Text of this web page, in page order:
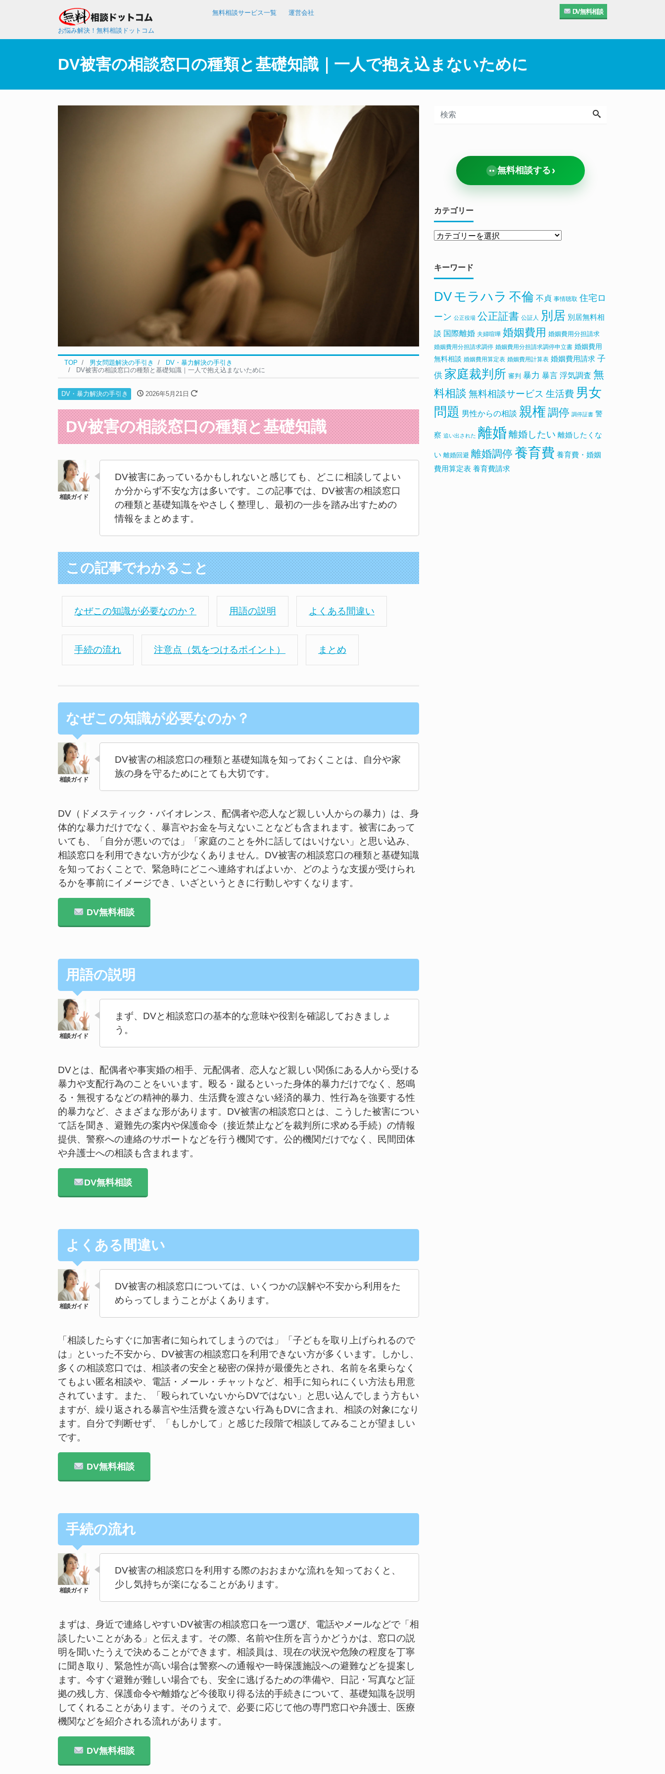
お悩み解決！無料相談ドットコム
無料相談サービス一覧 運営会社 DV無料相談
DV被害の相談窓口の種類と基礎知識｜一人で抱え込まないために
TOP 男女問題解決の手引き
DV・暴力解決の手引き
DV被害の相談窓口の種類と基礎知識｜一人で抱え込まないために
DV・暴力解決の手引き 2026年5月21日
DV被害の相談窓口の種類と基礎知識
DV被害にあっているかもしれないと感じても、どこに相談してよい
か分からず不安な方は多いです。この記事では、DV被害の相談窓口
の種類と基礎知識をやさしく整理し、最初の一歩を踏み出すための
情報をまとめます。
この記事でわかること
なぜこの知識が必要なのか？ 用語の説明 よくある間違い
手続の流れ 注意点（気をつけるポイント） まとめ
なぜこの知識が必要なのか？
DV被害の相談窓口の種類と基礎知識を知っておくことは、自分や家
族の身を守るためにとても大切です。
DV（ドメスティック・バイオレンス、配偶者や恋人など親しい人からの暴力）は、身
体的な暴力だけでなく、暴言やお金を与えないことなども含まれます。被害にあって
いても、「自分が悪いのでは」「家庭のことを外に話してはいけない」と思い込み、
相談窓口を利用できない方が少なくありません。DV被害の相談窓口の種類と基礎知識
を知っておくことで、緊急時にどこへ連絡すればよいか、どのような支援が受けられ
るかを事前にイメージでき、いざというときに行動しやすくなります。
DV無料相談
用語の説明
まず、DVと相談窓口の基本的な意味や役割を確認しておきましょ
う。
DVとは、配偶者や事実婚の相手、元配偶者、恋人など親しい関係にある人から受ける
暴力や支配行為のことをいいます。殴る・蹴るといった身体的暴力だけでなく、怒鳴
る・無視するなどの精神的暴力、生活費を渡さない経済的暴力、性行為を強要する性
的暴力など、さまざまな形があります。DV被害の相談窓口とは、こうした被害につい
て話を聞き、避難先の案内や保護命令（接近禁止などを裁判所に求める手続）の情報
提供、警察への連絡のサポートなどを行う機関です。公的機関だけでなく、民間団体
や弁護士への相談も含まれます。
DV無料相談
よくある間違い
DV被害の相談窓口については、いくつかの誤解や不安から利用をた
めらってしまうことがよくあります。
「相談したらすぐに加害者に知られてしまうのでは」「子どもを取り上げられるので
は」といった不安から、DV被害の相談窓口を利用できない方が多くいます。しかし、
多くの相談窓口では、相談者の安全と秘密の保持が最優先とされ、名前を名乗らなく
てもよい匿名相談や、電話・メール・チャットなど、相手に知られにくい方法も用意
されています。また、「殴られていないからDVではない」と思い込んでしまう方もい
ますが、繰り返される暴言や生活費を渡さない行為もDVに含まれ、相談の対象になり
ます。自分で判断せず、「もしかして」と感じた段階で相談してみることが望ましい
です。
DV無料相談
手続の流れ
DV被害の相談窓口を利用する際のおおまかな流れを知っておくと、
少し気持ちが楽になることがあります。
まずは、身近で連絡しやすいDV被害の相談窓口を一つ選び、電話やメールなどで「相
談したいことがある」と伝えます。その際、名前や住所を言うかどうかは、窓口の説
明を聞いたうえで決めることができます。相談員は、現在の状況や危険の程度を丁寧
に聞き取り、緊急性が高い場合は警察への通報や一時保護施設への避難などを提案し
ます。今すぐ避難が難しい場合でも、安全に逃げるための準備や、日記・写真など証
拠の残し方、保護命令や離婚など今後取り得る法的手続きについて、基礎知識を説明
してくれることがあります。そのうえで、必要に応じて他の専門窓口や弁護士、医療
機関などを紹介される流れがあります。
DV無料相談
無料相談する ›
カテゴリー
キーワード
DV モラハラ 不倫 不貞 事情聴取 住宅ロ
ーン 公正役場 公正証書 公証人 別居 別居無料相
談 国際離婚 夫婦喧嘩 婚姻費用 婚姻費用分担請求
婚姻費用分担請求調停 婚姻費用分担請求調停申立書 婚姻費用
無料相談 婚姻費用算定表 婚姻費用計算表 婚姻費用請求 子
供 家庭裁判所 審判 暴力 暴言 浮気調査 無
料相談 無料相談サービス 生活費 男女
問題 男性からの相談 親権 調停 調停証書 警
察 追い出された 離婚 離婚したい 離婚したくな
い 離婚回避 離婚調停 養育費 養育費・婚姻
費用算定表 養育費請求